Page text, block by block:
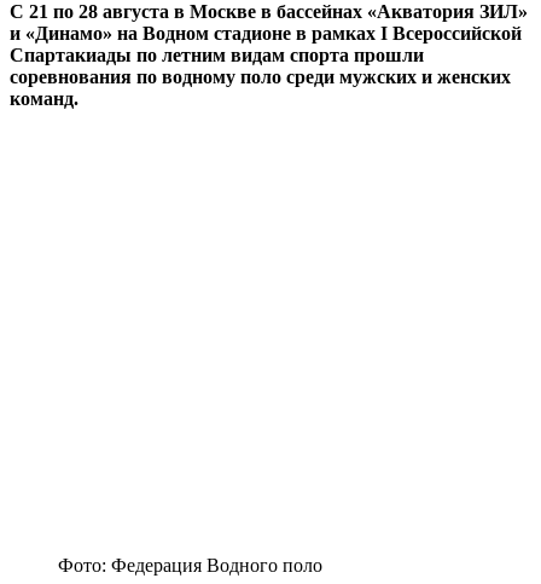
С 21 по 28 августа в Москве в бассейнах «Акватория ЗИЛ»
и «Динамо» на Водном стадионе в рамках I Всероссийской
Спартакиады по летним видам спорта прошли
соревнования по водному поло среди мужских и женских
команд.
Фото: Федерация Водного поло